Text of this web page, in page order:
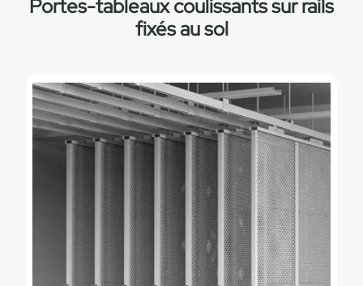
Portes-tableaux coulissants sur rails
fixés au sol